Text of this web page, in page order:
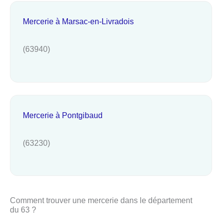
Mercerie à Marsac-en-Livradois
(63940)
Mercerie à Pontgibaud
(63230)
Comment trouver une mercerie dans le département
du 63 ?